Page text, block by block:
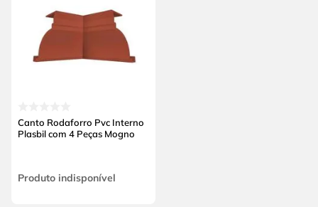
Canto Rodaforro Pvc Interno
Plasbil com 4 Peças Mogno
Produto indisponível